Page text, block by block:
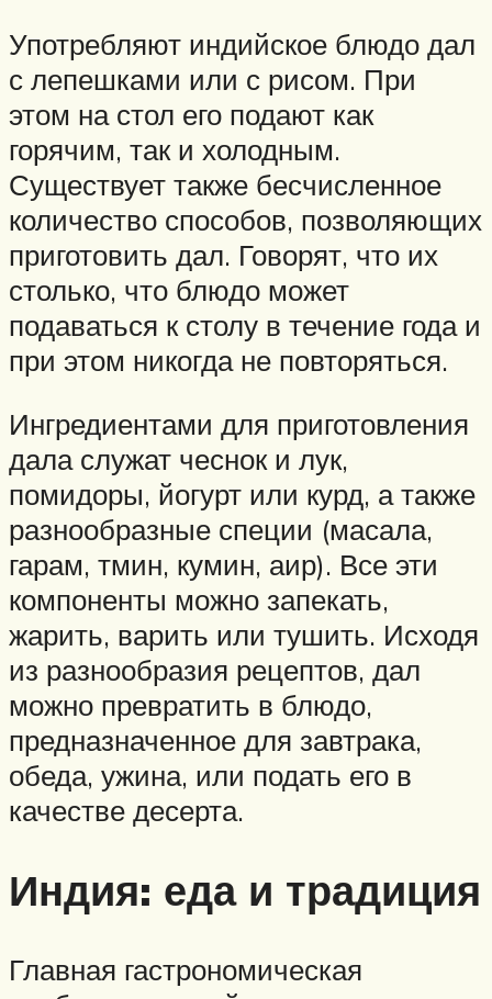
Употребляют индийское блюдо дал
с лепешками или с рисом. При
этом на стол его подают как
горячим, так и холодным.
Существует также бесчисленное
количество способов, позволяющих
приготовить дал. Говорят, что их
столько, что блюдо может
подаваться к столу в течение года и
при этом никогда не повторяться.
Ингредиентами для приготовления
дала служат чеснок и лук,
помидоры, йогурт или курд, а также
разнообразные специи (масала,
гарам, тмин, кумин, аир). Все эти
компоненты можно запекать,
жарить, варить или тушить. Исходя
из разнообразия рецептов, дал
можно превратить в блюдо,
предназначенное для завтрака,
обеда, ужина, или подать его в
качестве десерта.
Индия: еда и традиция
Главная гастрономическая